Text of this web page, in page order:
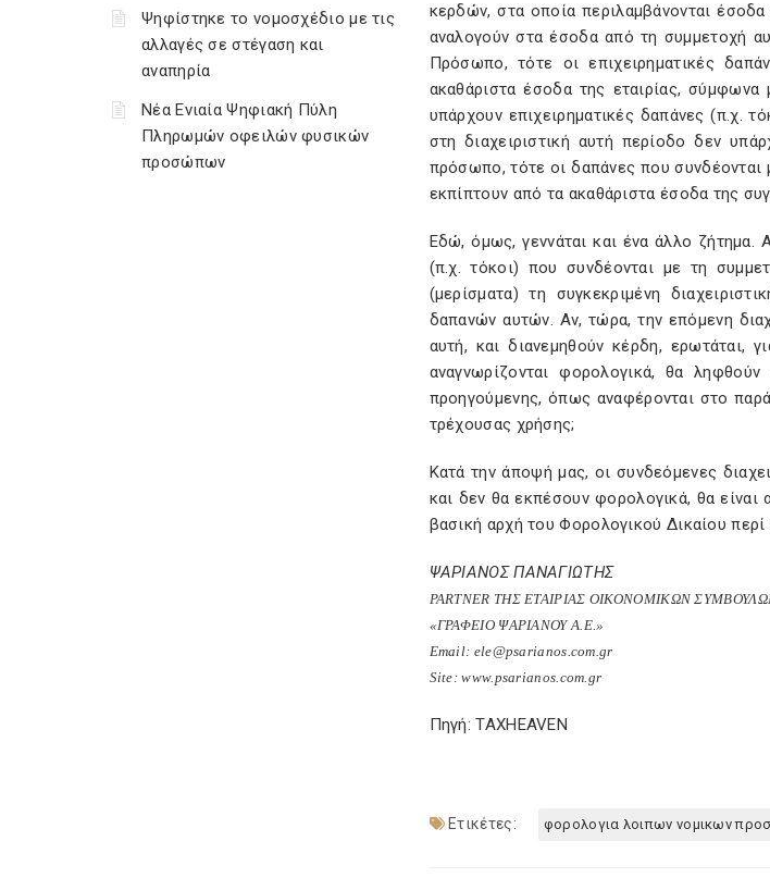
Ψηφίστηκε το νομοσχέδιο με τις
αλλαγές σε στέγαση και
αναπηρία
Νέα Ενιαία Ψηφιακή Πύλη
Πληρωμών οφειλών φυσικών
προσώπων
κερδών, στα οποία περιλαμβάνονται
αναλογούν στα έσοδα από τη συμμετοχή
Πρόσωπο, τότε οι επιχειρηματικές
ακαθάριστα έσοδα της εταιρίας,
υπάρχουν επιχειρηματικές δαπάνες (π.χ.
στη διαχειριστική αυτή περίοδο δεν
πρόσωπο, τότε οι δαπάνες που
εκπίπτουν από τα ακαθάριστα έσοδα της
Εδώ, όμως, γεννάται και ένα άλλο ζήτημα.
(π.χ. τόκοι) που συνδέονται με τη
(μερίσματα) τη συγκεκριμένη
δαπανών αυτών. Αν, τώρα, την επόμενη
αυτή, και διανεμηθούν κέρδη, ερωτάται,
αναγνωρίζονται φορολογικά, θα
προηγούμενης, όπως αναφέρονται στο
τρέχουσας χρήσης;
Κατά την άποψή μας, οι συνδεόμενες
και δεν θα εκπέσουν φορολογικά, θα
βασική αρχή του Φορολογικού Δικαίου
ΨΑΡΙΑΝΟΣ ΠΑΝΑΓΙΩΤΗΣ
PARTNER ΤΗΣ ΕΤΑΙΡΙΑΣ ΟΙΚΟΝΟΜΙΚΩΝ
«ΓΡΑΦΕΙΟ ΨΑΡΙΑΝΟΥ Α.Ε.»
Email: ele@psarianos.com.gr
Site: www.psarianos.com.gr
Πηγή: TAXHEAVEN
Ετικέτες: φορολογια λοιπων νομικων